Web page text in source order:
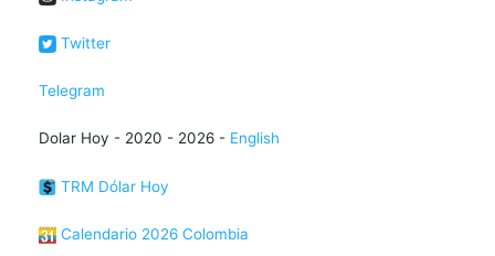
Twitter
Telegram
Dolar Hoy - 2020 - 2026 - English
TRM Dólar Hoy
Calendario 2026 Colombia